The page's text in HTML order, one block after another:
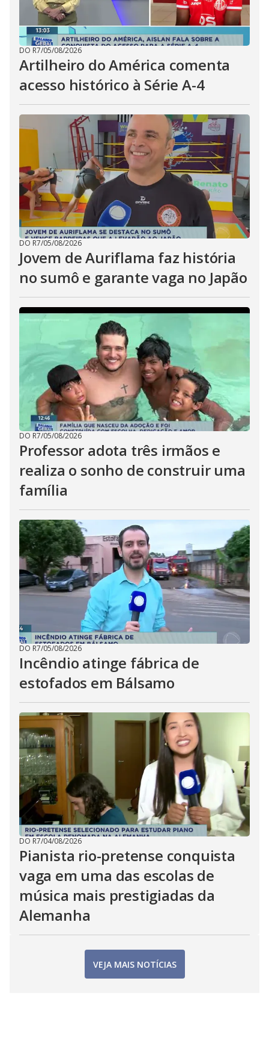
DO R7/05/08/2026
Artilheiro do América comenta
acesso histórico à Série A-4
DO R7/05/08/2026
Jovem de Auriflama faz história
no sumô e garante vaga no Japão
DO R7/05/08/2026
Professor adota três irmãos e
realiza o sonho de construir uma
família
DO R7/05/08/2026
Incêndio atinge fábrica de
estofados em Bálsamo
DO R7/04/08/2026
Pianista rio-pretense conquista
vaga em uma das escolas de
música mais prestigiadas da
Alemanha
VEJA MAIS NOTÍCIAS